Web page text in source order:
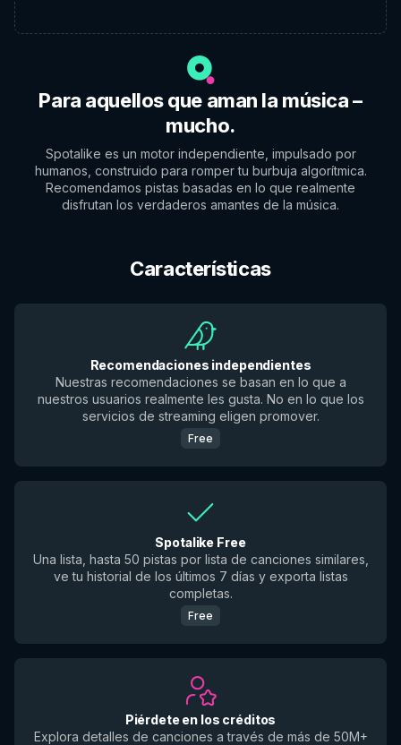
Para aquellos que aman la música –
mucho.
Spotalike es un motor independiente, impulsado por
humanos, construido para romper tu burbuja algorítmica.
Recomendamos pistas basadas en lo que realmente
disfrutan los verdaderos amantes de la música.
Características
Recomendaciones independientes
Nuestras recomendaciones se basan en lo que a
nuestros usuarios realmente les gusta. No en lo que los
servicios de streaming eligen promover.
Free
Spotalike Free
Una lista, hasta 50 pistas por lista de canciones similares,
ve tu historial de los últimos 7 días y exporta listas
completas.
Free
Piérdete en los créditos
Explora detalles de canciones a través de más de 50M+